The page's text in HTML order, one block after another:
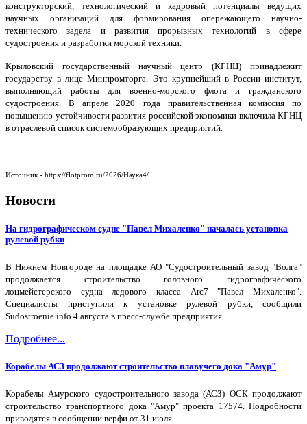
конструкторский, технологический и кадровый потенциалы ведущих
научных организаций для формирования опережающего научно-
технического задела и развития прорывных технологий в сфере
судостроения и разработки морской техники.
Крыловский государственный научный центр (КГНЦ) принадлежит
государству в лице Минпромторга. Это крупнейший в России институт,
выполняющий работы для военно-морского флота и гражданского
судостроения. В апреле 2020 года правительственная комиссия по
повышению устойчивости развития российской экономики включила КГНЦ
в отраслевой список системообразующих предприятий.
Источник - https://flotprom.ru/2026/Наука4/
Новости
На гидрографическом судне "Павел Михаленко" началась установка
рулевой рубки
В Нижнем Новгороде на площадке АО "Судостроительный завод "Волга"
продолжается строительство головного гидрографического
лоцмейстерского судна ледового класса Arc7 "Павел Михаленко".
Специалисты приступили к установке рулевой рубки, сообщили
Sudostroenie.info 4 августа в пресс-службе предприятия.
Подробнее...
Корабелы АСЗ продолжают строительство плавучего дока "Амур"
Корабелы Амурского судостроительного завода (АСЗ) ОСК продолжают
строительство транспортного дока "Амур" проекта 17574. Подробности
приводятся в сообщении верфи от 31 июля.